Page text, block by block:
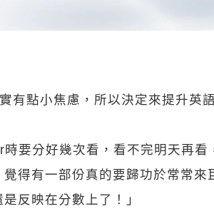
點小焦慮，所以決定來提升英
分好幾次看，看不完明天再看
得有一部份真的要歸功於常常來
反映在分數上了！」